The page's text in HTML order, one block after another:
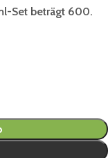
Set beträgt 600.